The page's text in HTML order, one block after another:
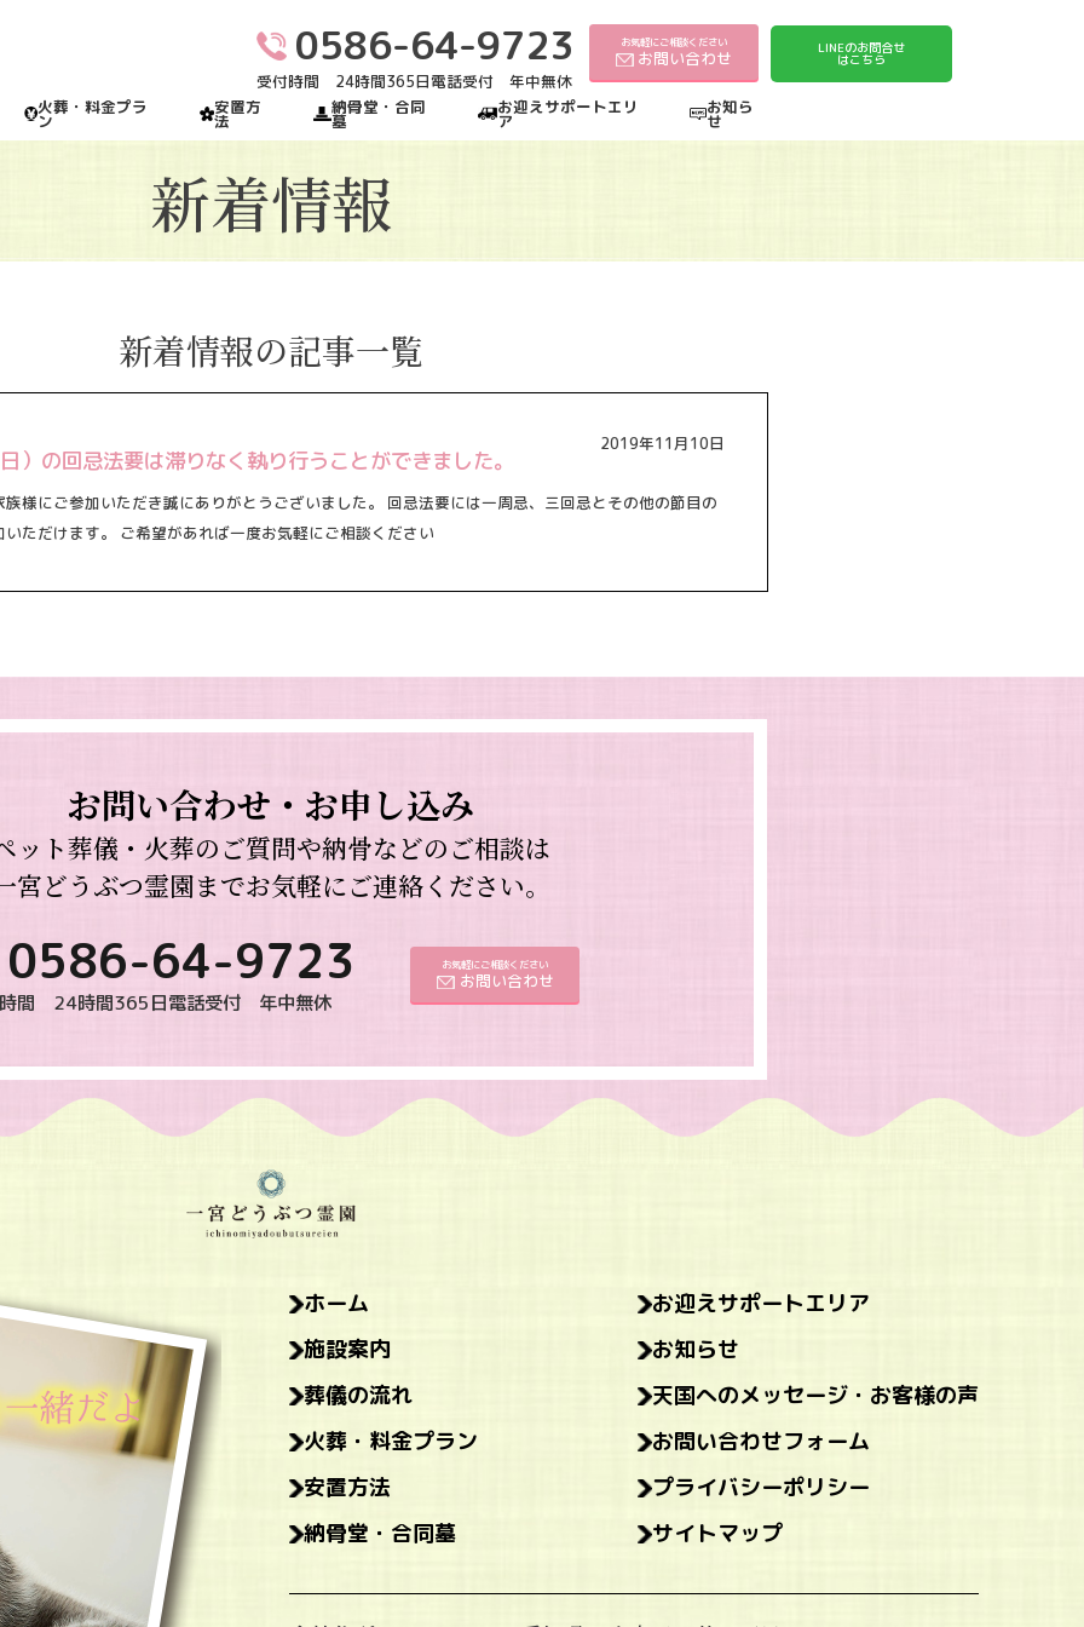
0586-64-9723
受付時間 24時間365日電話受付 年中無休
お気軽にご相談ください
お問い合わせ
LINEのお問合せ
はこちら
火葬・料金プラ
ン
安置方
法
納骨堂・合同
墓
お迎えサポートエリ
ア
お知ら
せ
新着情報
新着情報の記事一覧
2019年11月10日
の回忌法要は滞りなく執り行うことができました。
様にご参加いただき誠にありがとうございました。 回忌法要には一周忌、三回忌とその他の節目の
ただけます。 ご希望があれば一度お気軽にご相談ください
お問い合わせ・お申し込み
ット葬儀・火葬のご質問や納骨などのご相談は
宮どうぶつ霊園までお気軽にご連絡ください。
0586-64-9723
間 24時間365日電話受付 年中無休
お気軽にご相談ください
お問い合わせ
ホーム
施設案内
葬儀の流れ
火葬・料金プラン
安置方法
納骨堂・合同墓
お迎えサポートエリア
お知らせ
天国へのメッセージ・お客様の声
お問い合わせフォーム
プライバシーポリシー
サイトマップ